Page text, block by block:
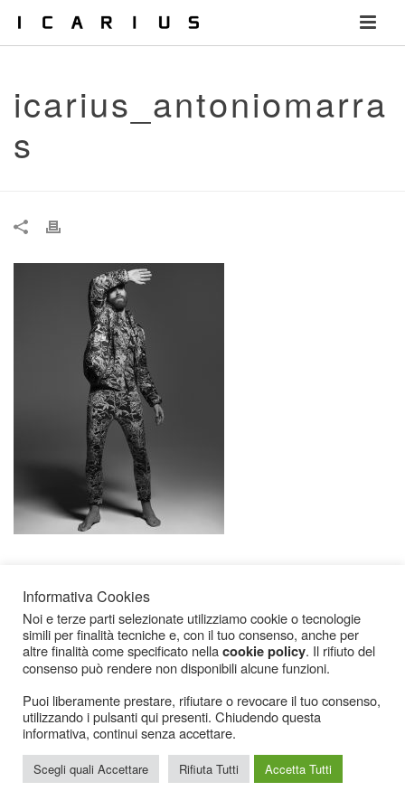
icarius_antoniomarra
s
Cookies
Informativa Cookies
Noi e terze parti selezionate utilizziamo cookie o tecnologie
simili per finalità tecniche e, con il tuo consenso, anche per
altre finalità come specificato nellacookie policy. Il rifiuto del
consenso può rendere non disponibili alcune funzioni.
Puoi liberamente prestare, rifiutare o revocare il tuo consenso,
utilizzando i pulsanti qui presenti. Chiudendo questa
informativa, continui senza accettare.
Scegli quali Accettare Rifiuta Tutti Accetta Tutti